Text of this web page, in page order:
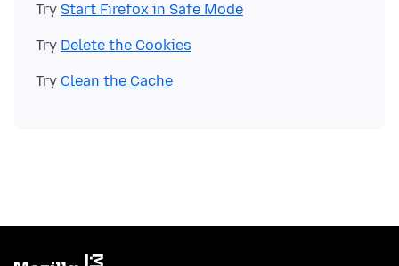
Try Start Firefox in Safe Mode
Try Delete the Cookies
Try Clean the Cache